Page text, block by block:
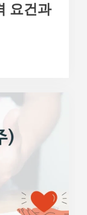
요건과